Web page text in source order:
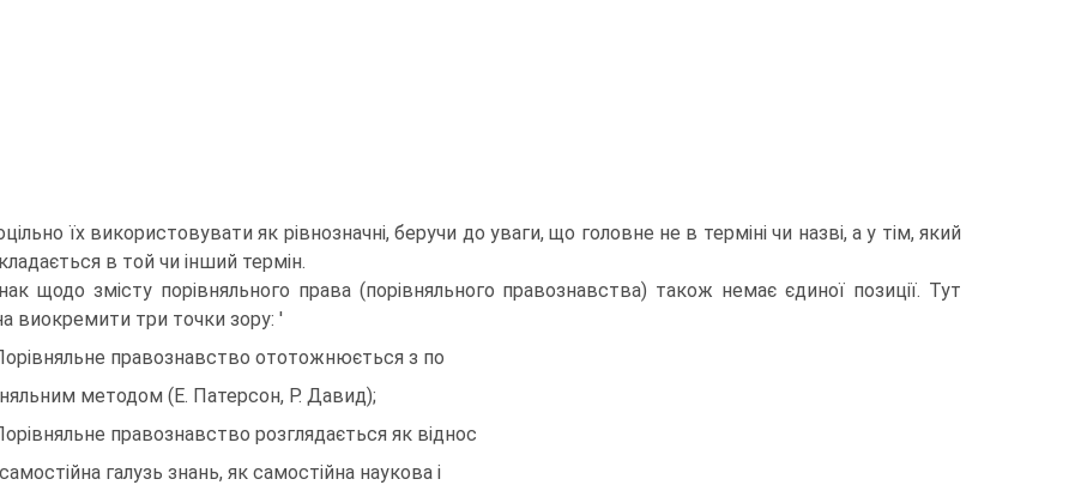
їх використовувати як рівнозначні, беручи до уваги, що головне не в терміні чи назві, а у тім, який
в той чи інший термін.
щодо змісту порівняльного права (порівняльного правознавства) також немає єдиної позиції. Тут
виокремити три точки зору: '
правознавство ототожнюється з по
методом (Е. Патерсон, Р. Давид);
правознавство розглядається як віднос
галузь знань, як самостійна наукова і